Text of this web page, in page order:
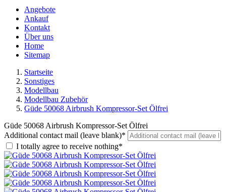
Angebote
Ankauf
Kontakt
Über uns
Home
Sitemap
Startseite
Sonstiges
Modellbau
Modellbau Zubehör
Güde 50068 Airbrush Kompressor-Set Ölfrei
Güde 50068 Airbrush Kompressor-Set Ölfrei
Additional contact mail (leave blank)*
I totally agree to receive nothing*